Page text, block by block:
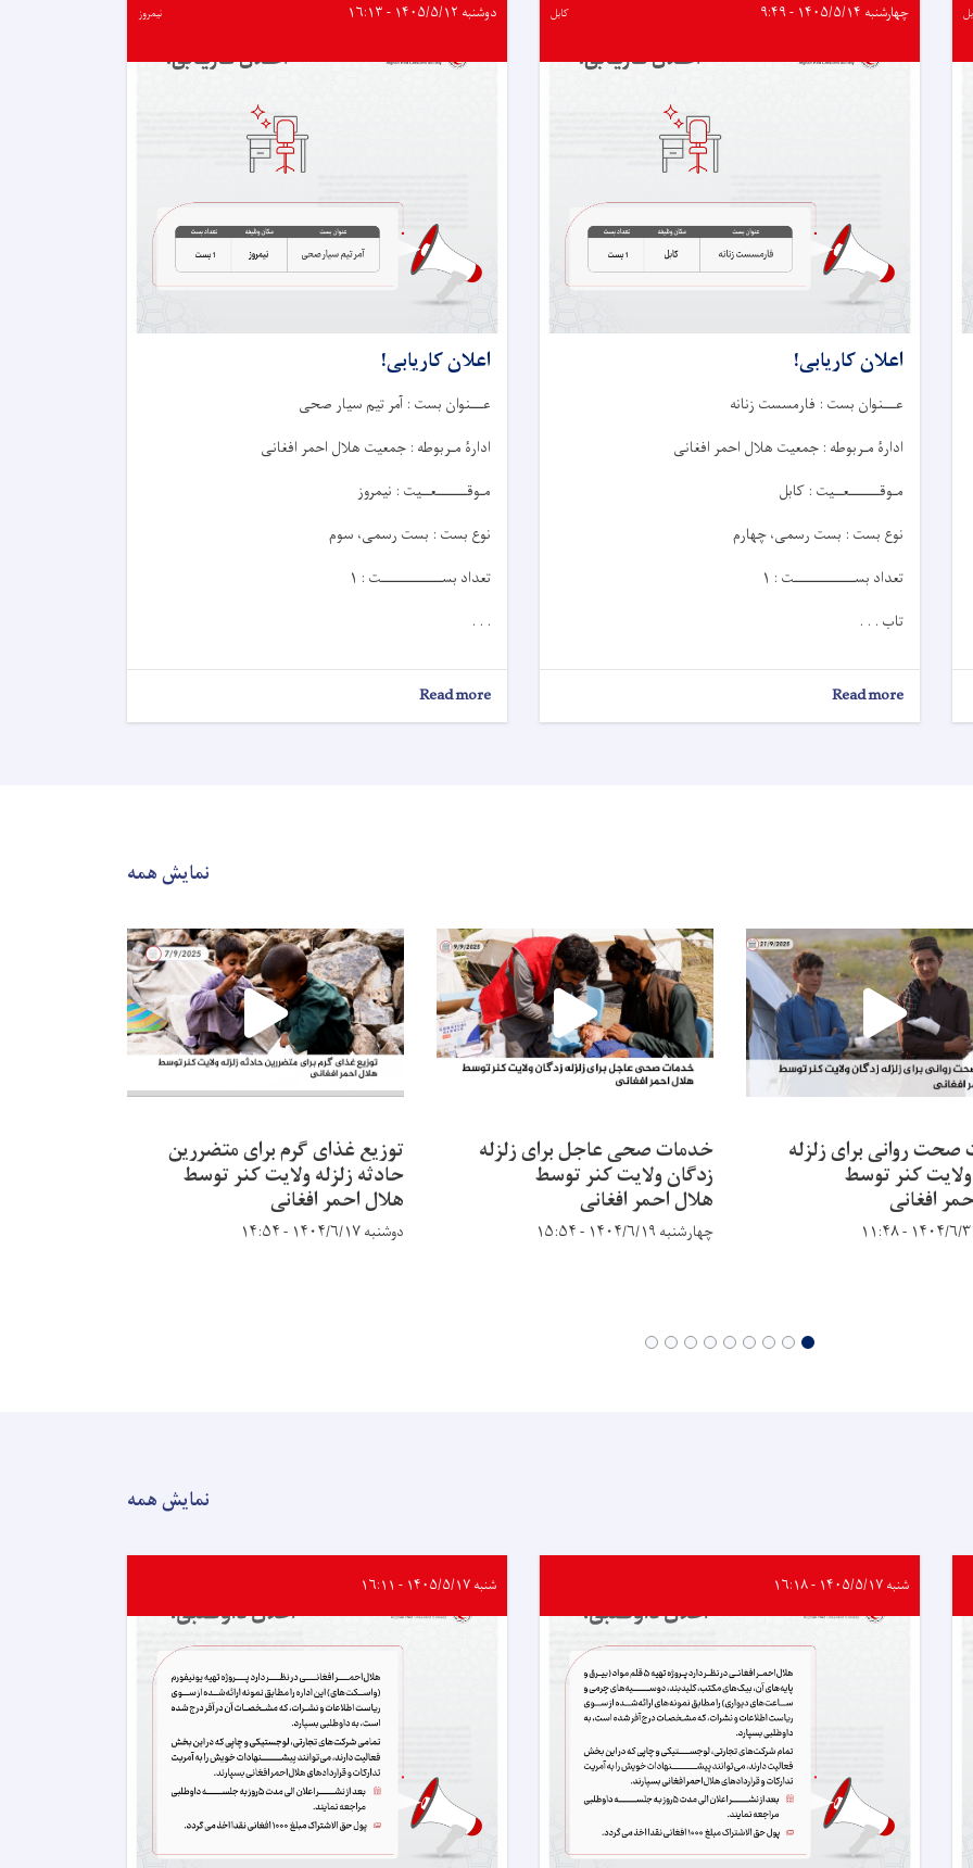
بهره‌مند
انجام
چهارشنبه ۱۴۰۵/۵/۱۴ - ۹:۴۹ کابل
اعلان کاریابی!
عـــنوان بست : فارمسست زنانه
ادارۀ مـربوطه : جمعیت هلال احمر افغانی
مـوقـــــــعــيت : کابل
نوع بست : بست رسمی، چهارم
تعداد بســــــــــــــت : ۱
تاب . . .
Read more
اعلان
دوشنبه ۱۴۰۵/۵/۱۲ - ۱۶:۱۳ نیمروز
اعلان کاریابی!
عـــنوان بست : آمر تیم سیار صحی
ادارۀ مـربوطه : جمعیت هلال احمر افغانی
مـوقـــــــعــيت : نیمروز
نوع بست : بست رسمی، سوم
تعداد بســــــــــــــت : ۱
. . .
Read more
اعلان
نمایش همه
روانی برای زلزله
کنر توسط
افغانی
خدمات صحی عاجل برای زلزله
زدگان ولایت کنر توسط
هلال احمر افغانی
چهارشنبه ۱۴۰۴/۶/۱۹ - ۱۵:۵۴
توزیع غذای گرم برای متضررین
حادثه زلزله ولایت کنر توسط
هلال احمر افغانی
دوشنبه ۱۴۰۴/۶/۱۷ - ۱۴:۵۴
نمایش همه
شنبه ۱۴۰۵/۵/۱۷ - ۱۶:۱۸ شنبه ۱۴۰۵/۵/۱۷ - ۱۶:۱۱